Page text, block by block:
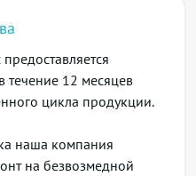
обеспечить работу
RFC 2833, SIP INFO
Hold)
нового вызова (Call
течение 12 месяцев
цикла продукции.
наша компания
на безвозмедной